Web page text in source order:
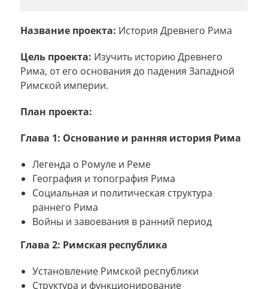
Название проекта: История Древнего Рима
Цель проекта: Изучить историю Древнего
Рима, от его основания до падения Западной
Римской империи.
План проекта:
Глава 1: Основание и ранняя история Рима
Легенда о Ромуле и Реме
География и топография Рима
Социальная и политическая структура
раннего Рима
Войны и завоевания в ранний период
Глава 2: Римская республика
Установление Римской республики
Структура и функционирование